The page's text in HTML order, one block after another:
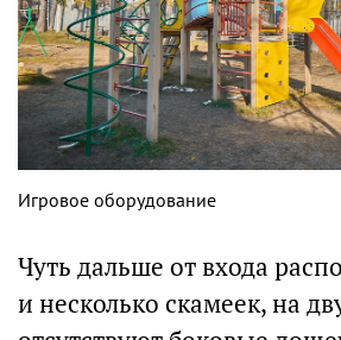
Игровое оборудование
Чуть дальше от входа
и несколько скамеек, на